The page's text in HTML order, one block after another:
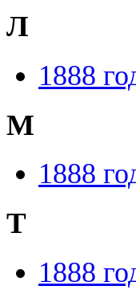
Л
1888
М
1888
Т
1888